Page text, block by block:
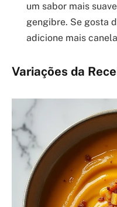
um sabor mais
gengibre. Se gosta
adicione mais
Variações da